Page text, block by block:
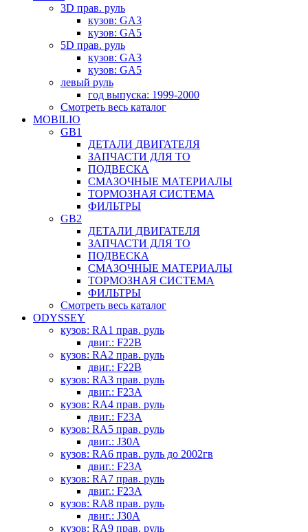
3D прав. руль
кузов: GA3
кузов: GA5
5D прав. руль
кузов: GA3
кузов: GA5
левый руль
год выпуска: 1999-2000
Смотреть весь каталог
MOBILIO
GB1
ДЕТАЛИ ДВИГАТЕЛЯ
ЗАПЧАСТИ ДЛЯ ТО
ПОДВЕСКА
СМАЗОЧНЫЕ МАТЕРИАЛЫ
ТОРМОЗНАЯ СИСТЕМА
ФИЛЬТРЫ
GB2
ДЕТАЛИ ДВИГАТЕЛЯ
ЗАПЧАСТИ ДЛЯ ТО
ПОДВЕСКА
СМАЗОЧНЫЕ МАТЕРИАЛЫ
ТОРМОЗНАЯ СИСТЕМА
ФИЛЬТРЫ
Смотреть весь каталог
ODYSSEY
кузов: RA1 прав. руль
двиг.: F22B
кузов: RA2 прав. руль
двиг.: F22B
кузов: RA3 прав. руль
двиг.: F23A
кузов: RA4 прав. руль
двиг.: F23A
кузов: RA5 прав. руль
двиг.: J30A
кузов: RA6 прав. руль до 2002гв
двиг.: F23A
кузов: RA7 прав. руль
двиг.: F23A
кузов: RA8 прав. руль
двиг.: J30A
кузов: RA9 прав. руль